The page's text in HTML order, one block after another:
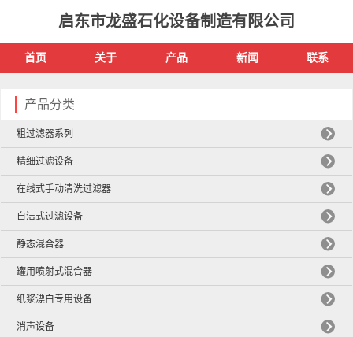
启东市龙盛石化设备制造有限公司
首页 关于 产品 新闻 联系
产品分类
粗过滤器系列
精细过滤设备
在线式手动清洗过滤器
自洁式过滤设备
静态混合器
罐用喷射式混合器
纸浆漂白专用设备
消声设备